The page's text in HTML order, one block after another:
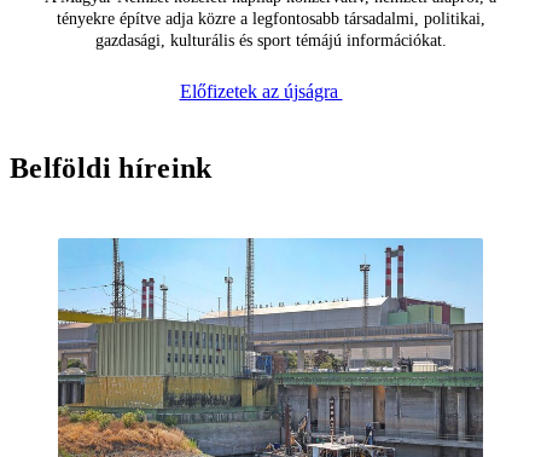
tényekre építve adja közre a legfontosabb társadalmi, politikai,
gazdasági, kulturális és sport témájú információkat.
Előfizetek az újságra
Belföldi híreink